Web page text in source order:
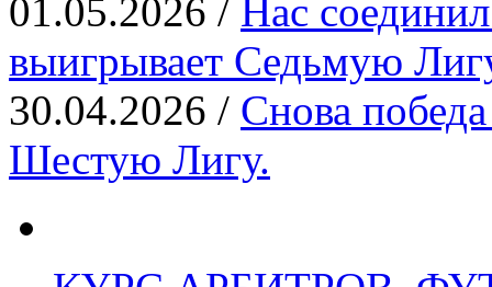
01.05.2026 / Нас
выигрывает Седьмую
30.04.2026 / Снова
Шестую Лигу.